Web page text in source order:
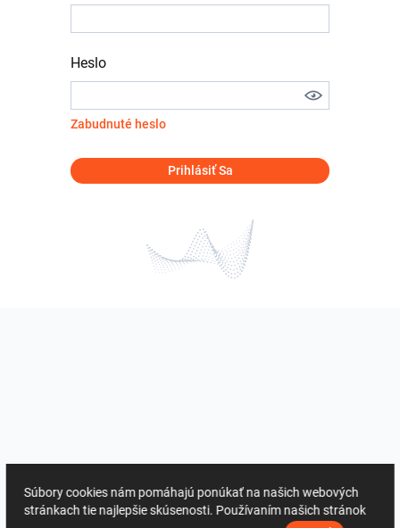
Heslo
Zabudnuté heslo
Prihlásiť Sa
Súbory cookies nám pomáhajú ponúkať na našich webových
stránkach tie najlepšie skúsenosti. Používaním našich stránok